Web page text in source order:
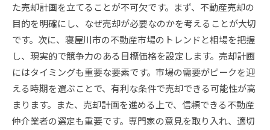
た売却計画を立てることが不可欠です。まず、不動産売却の
目的を明確にし、なぜ売却が必要なのかを考えることが大切
です。次に、寝屋川市の不動産市場のトレンドと相場を把握
し、現実的で競争力のある目標価格を設定します。売却計画
にはタイミングも重要な要素です。市場の需要がピークを迎
える時期を選ぶことで、有利な条件で売却できる可能性が高
まります。また、売却計画を進める上で、信頼できる不動産
仲介業者の選定も重要です。専門家の意見を取り入れ、適切